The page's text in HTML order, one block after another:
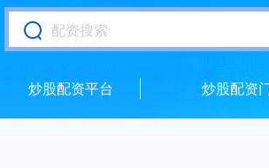
炒股配资平台 炒股配资